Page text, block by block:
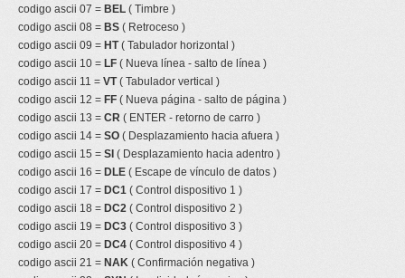
codigo ascii 07 = BEL ( Timbre )
codigo ascii 08 = BS ( Retroceso )
codigo ascii 09 = HT( Tabulador horizontal )
codigo ascii 10 = LF ( Nueva línea - salto de línea )
codigo ascii 11 = VT( Tabulador vertical )
codigo ascii 12 = FF ( Nueva página - salto de página )
codigo ascii 13 = CR ( ENTER - retorno de carro )
codigo ascii 14 = SO ( Desplazamiento hacia afuera )
codigo ascii 15 = SI ( Desplazamiento hacia adentro )
codigo ascii 16 = DLE ( Escape de vínculo de datos )
codigo ascii 17 = DC1 ( Control dispositivo 1 )
codigo ascii 18 = DC2 ( Control dispositivo 2 )
codigo ascii 19 = DC3 ( Control dispositivo 3 )
codigo ascii 20 = DC4 ( Control dispositivo 4 )
codigo ascii 21 = NAK ( Confirmación negativa )